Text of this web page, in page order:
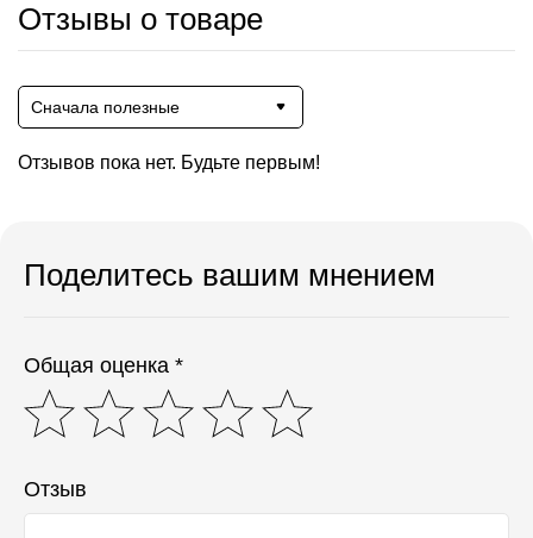
Отзывы о товаре
Сначала полезные
Отзывов пока нет. Будьте первым!
Поделитесь вашим мнением
Общая оценка *
Отзыв